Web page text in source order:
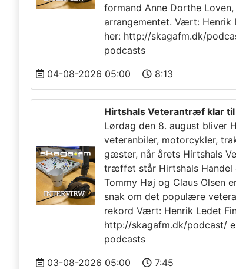
formand Anne Dorthe
arrangementet. Vært: Henrik
her: http://skagafm.dk/
podcasts
04-08-2026 05:00 8:13
Hirtshals Veterantræf klar
Lørdag den 8. august bliver
veteranbiler, motorcykler,
gæster, når årets Hirtshals
træffet står Hirtshals Handel
Tommy Høj og Claus Olsen
snak om det populære
rekord Vært: Henrik Ledet
http://skagafm.dk/podcast/
podcasts
03-08-2026 05:00 7:45